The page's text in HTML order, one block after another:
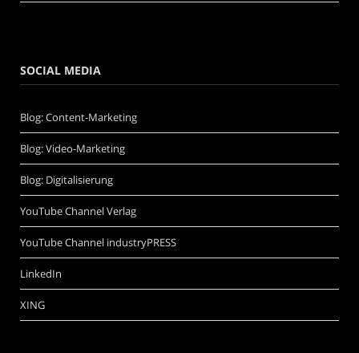
SOCIAL MEDIA
Blog: Content-Marketing
Blog: Video-Marketing
Blog: Digitalisierung
YouTube Channel Verlag
YouTube Channel industryPRESS
LinkedIn
XING